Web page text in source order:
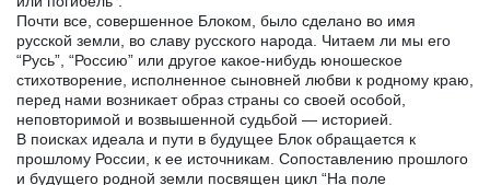
Почти все, совершенное Блоком, было сделано во имя
русской земли, во славу русского народа. Читаем ли мы его
“Русь”, “Россию” или другое какое-нибудь юношеское
стихотворение, исполненное сыновней любви к родному краю,
перед нами возникает образ страны со своей особой,
неповторимой и возвышенной судьбой — историей.
В поисках идеала и пути в будущее Блок обращается к
прошлому России, к ее источникам. Сопоставлению прошлого
и будущего родной земли посвящен цикл “На поле